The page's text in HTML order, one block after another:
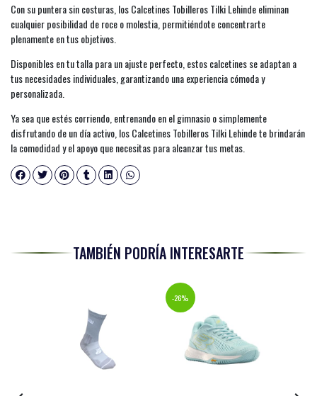
Con su puntera sin costuras, los Calcetines Tobilleros Tilki Lehinde eliminan
cualquier posibilidad de roce o molestia, permitiéndote concentrarte
plenamente en tus objetivos.
Disponibles en tu talla para un ajuste perfecto, estos calcetines se adaptan a
tus necesidades individuales, garantizando una experiencia cómoda y
personalizada.
Ya sea que estés corriendo, entrenando en el gimnasio o simplemente
disfrutando de un día activo, los Calcetines Tobilleros Tilki Lehinde te brindarán
la comodidad y el apoyo que necesitas para alcanzar tus metas.
TAMBIÉN PODRÍA INTERESARTE
-26%